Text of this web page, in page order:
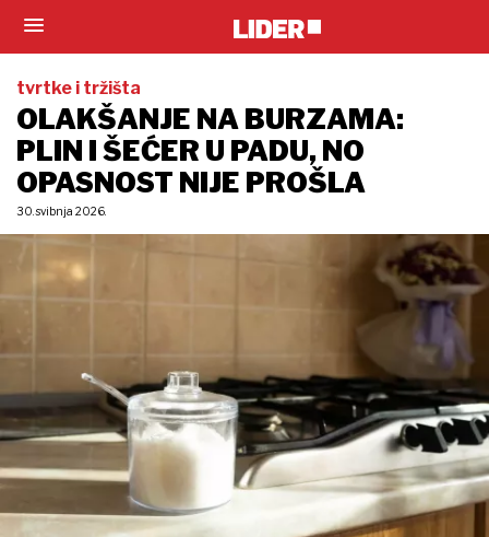
tvrtke i tržišta
OLAKŠANJE NA BURZAMA:
PLIN I ŠEĆER U PADU, NO
OPASNOST NIJE PROŠLA
30. svibnja 2026.